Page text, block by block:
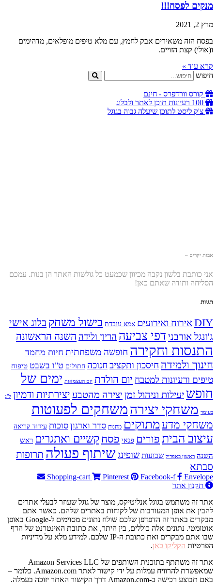
מנקים לפסח!!!
מרץ 2, 2021
בפסח הזה משאירים אבק לחמץ, עם מלא טיפים מופלאים, מדהימים
ו(אולי) קצת הזויים.
קרא עוד »
חיפוש
קורס וורדפרס - חינם
100 רעיונות תוכן לאתר ולבלוג
צ'ק ליסט לתוכן שיעלה גבוה בגוגל
אבות יקרים –
אני כותבת בלשון נקבה מכיוון שכמעט כל גולשות האתר הן בנות. עמכם
הסליחה ותודה שאתם כאן!
תגיות
DIYאירוח ואירועים אמא עובדת בישול משחק בלוג אישי
ג'ונגל אורבני דפי צביעה הריון ולידה השנה הראשונה
התנסות וחקירה חופשה משפחתית חיות מחמד
חינוך ולמידה חיסכון ותקציב חנוכה חתולים ט"ו בשבט טיפוח
טיפים ורעיונות למטבח יום הולדת יום העצמאות ימים של
חופש יעילות וניהול זמן יצירה מהטבע יצירתיות ודמיון ל"ג
בעומר משחקי יצירהמשחקים לפעוטות
משחקי מדע מתוקים מתנות סדר וארגון סוכות עידוד קריאה
עיצוב הבית פורים פנאי פסח קשיים ואתגרים ראש
השנה ראשון באפריל שבועות שופינגשיתוף פעולה תרופות
סבתא
Shopping-cart Pinterest Facebook-f
Envelope
תקנון אתר
אתר זה משתמש בגוגל אנליטיקס, מוצר של גוגל שעוזר לבעלי אתרים
להבין את אופן המעורבות של לקוחות באתרים שלהם. כאשר אתם
מבקרים באתר זה הדפדפן שלכם שולח נתונים מסוימים ל-Google באופן
אוטומטי. נתונים אלה כוללים, בין היתר, את כתובת האינטרנט של הדף
שבו אתם מבקרים ואת כתובת ה-IP שלכם. למידע מלא על מדיניות
הפרטיות הקליקו כאן.
אתר זה משתתף בתוכנית השותפים של Amazon Services LLC
שמאפשרת להרוויח עמלות על ידי קישור לאתר Amazon.com. כלומר –
באם תבוצע רכישה ב-Amazon.com דרך הקישור האתר יזוכה בעמלה.